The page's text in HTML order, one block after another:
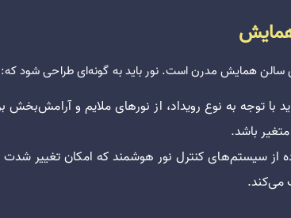
سالن همایش مدرن است. نور باید به گونه‌ای طراحی شود که:
با توجه به نوع رویداد، از نورهای ملایم و
باشد.
از سیستم‌های کنترل نور هوشمند که امکان تغییر شدت
می‌کند.